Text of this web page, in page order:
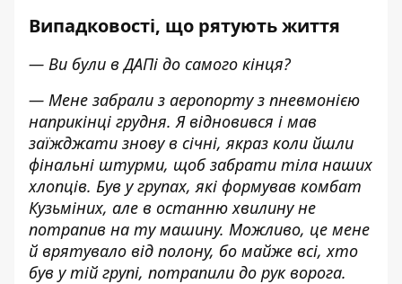
Випадковості, що рятують життя
— Ви були в ДАПі до самого кінця?
— Мене забрали з аеропорту з пневмонією
наприкінці грудня. Я відновився і мав
заїжджати знову в січні, якраз коли йшли
фінальні штурми, щоб забрати тіла наших
хлопців. Був у групах, які формував комбат
Кузьміних, але в останню хвилину не
потрапив на ту машину. Можливо, це мене
й врятувало від полону, бо майже всі, хто
був у тій групі, потрапили до рук ворога.